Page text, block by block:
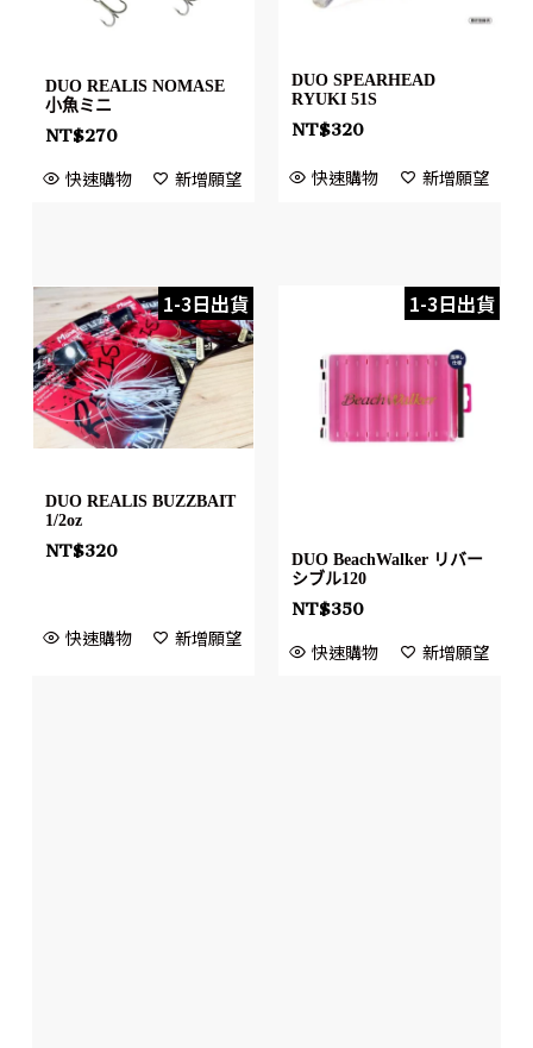
DUO REALIS NOMASE
小魚ミニ
NT$270
快速購物 新增願望
DUO SPEARHEAD
RYUKI 51S
NT$320
快速購物 新增願望
1-3日出貨
DUO REALIS BUZZBAIT
1/2oz
NT$320
快速購物 新增願望
1-3日出貨
DUO BeachWalker リバー
シブル120
NT$350
快速購物 新增願望